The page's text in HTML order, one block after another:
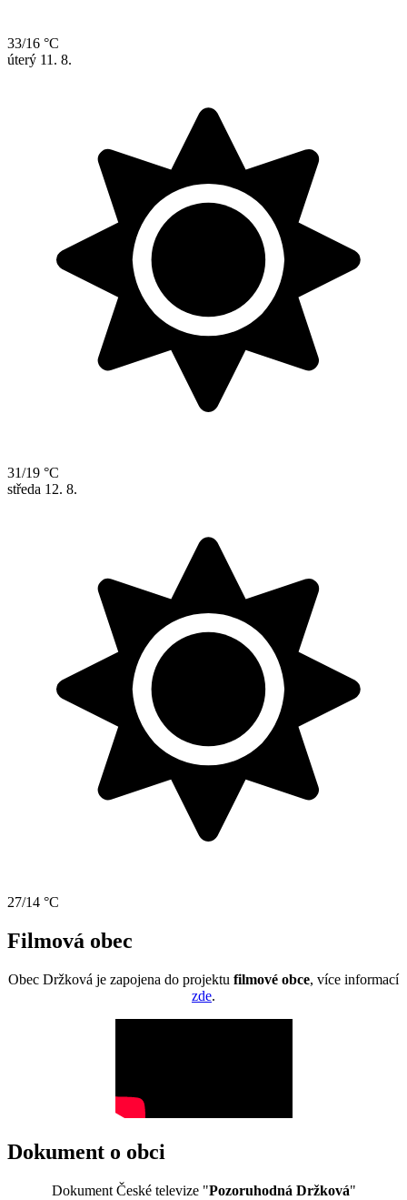
33/16 °C
úterý 11. 8.
31/19 °C
středa 12. 8.
27/14 °C
Filmová obec
Obec Držková je zapojena do projektu filmové obce, více informací
zde.
Dokument o obci
Dokument České televize "Pozoruhodná Držková"